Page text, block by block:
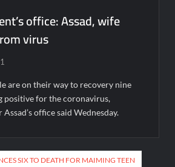
office: Assad, wife
virus
are on their way to recovery nine
positive for the coronavirus,
office said Wednesday.
SIX TO DEATH FOR MAIMING TEEN